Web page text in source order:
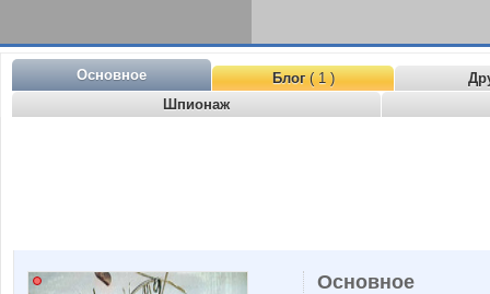
Основное Блог( 1 )
Шпионаж
Основное